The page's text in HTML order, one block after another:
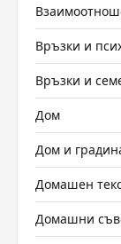
Връзки и
Връзки и
Дом
Дом и
Домашен
Домашни